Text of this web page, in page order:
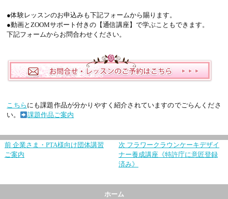
●体験レッスンのお申込みも下記フォームから賜ります。
●動画とZOOMサポート付きの【通信講座】で学ぶこともできます。
下記フォームからお問合わせください。
こちら にも課題作品が分かりやすく紹介されていますのでごらんくださ
い。
課題作品ご案内
前 企業さま・PTA様向け団体講習
ご案内
次 フラワークラウンケーキデザイ
ナー養成講座《特許庁に意匠登録
済み》
ホーム